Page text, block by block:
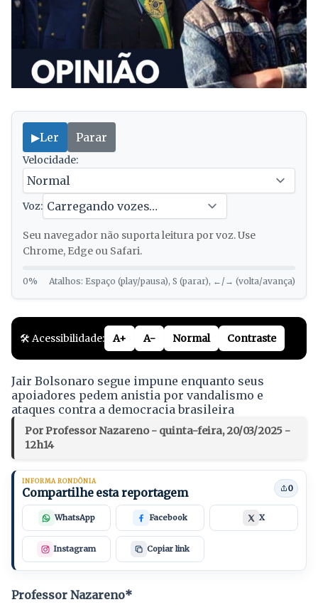
▶Ler Parar
Velocidade:
Voz:
Seu navegador não suporta leitura por voz. Use
Chrome, Edge ou Safari.
0% Atalhos: Espaço (play/pausa), S (parar), ←/→ (volta/avança)
🛠️ Acessibilidade: A+ A- Normal Contraste
Jair Bolsonaro segue impune enquanto seus
apoiadores pedem anistia por vandalismo e
ataques contra a democracia brasileira
Por Professor Nazareno - quinta-feira, 20/03/2025 -
12h14
INFORMA RONDÔNIA
Compartilhe esta reportagem 0
WhatsApp Facebook X
Instagram Copiar link
Professor Nazareno*